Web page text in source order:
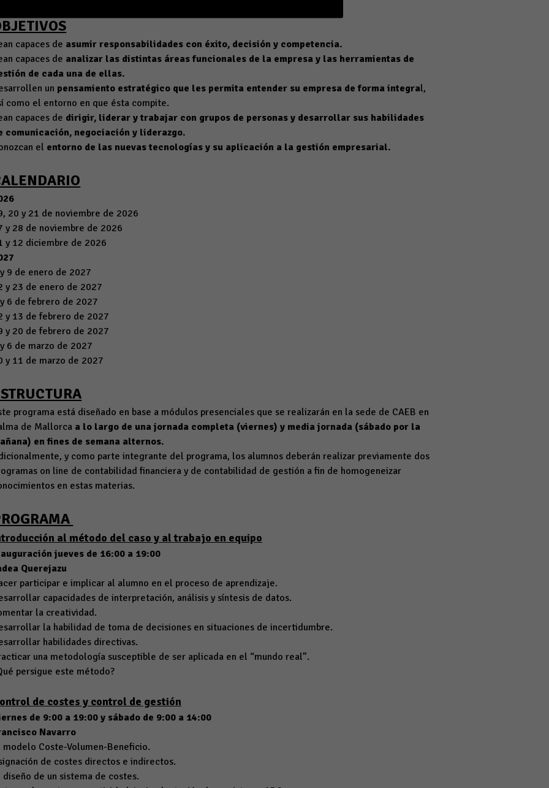
capaces de asumir responsabilidades con éxito, decisión y competencia.
capaces de analizar las distintas áreas funcionales de la empresa y las herramientas de
de cada una de ellas.
un pensamiento estratégico que les permita entender su empresa de forma integral,
como el entorno en que ésta compite.
capaces de dirigir, liderar y trabajar con grupos de personas y desarrollar sus habilidades
comunicación, negociación y liderazgo.
el entorno de las nuevas tecnologías y su aplicación a la gestión empresarial.
20 y 21 de noviembre de 2026
y 28 de noviembre de 2026
y 12 diciembre de 2026
9 de enero de 2027
y 23 de enero de 2027
6 de febrero de 2027
y 13 de febrero de 2027
y 20 de febrero de 2027
6 de marzo de 2027
y 11 de marzo de 2027
programa está diseñado en base a módulos presenciales que se realizarán en la sede de CAEB en
de Mallorca a lo largo de una jornada completa (viernes) y media jornada (sábado por la
en fines de semana alternos.
y como parte integrante del programa, los alumnos deberán realizar previamente dos
on line de contabilidad financiera y de contabilidad de gestión a fin de homogeneizar
en estas materias.
al método del caso y al trabajo en equipo
jueves de 16:00 a 19:00
Querejazu
participar e implicar al alumno en el proceso de aprendizaje.
capacidades de interpretación, análisis y síntesis de datos.
la creatividad.
la habilidad de toma de decisiones en situaciones de incertidumbre.
habilidades directivas.
una metodología susceptible de ser aplicada en el “mundo real”.
persigue este método?
de costes y control de gestión
de 9:00 a 19:00 y sábado de 9:00 a 14:00
Navarro
modelo Coste-Volumen-Beneficio.
de costes directos e indirectos.
diseño de un sistema de costes.